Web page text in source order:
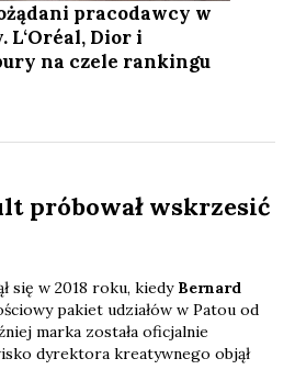
pracodawcy w
L‘Oréal, Dior i
na czele rankingu
próbował wskrzesić
się w 2018 roku, kiedy Bernard
pakiet udziałów w Patou od
marka została oficjalnie
dyrektora kreatywnego objął